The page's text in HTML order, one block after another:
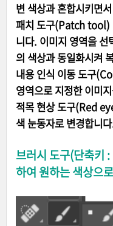
변 색상과 혼합시키면
패치 도구(Patch tool)
니다. 이미지 영역을 선
의 색상과 동일화시켜
내용 인식 이동 도구
영역으로 지정한 이미
적목 현상 도구(Red
색 눈동자로 변경합니
브러시 도구(단축키
하여 원하는 색상으